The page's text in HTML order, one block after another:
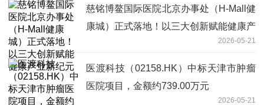
慈铭博鳌国际医院北京办事处（H-Mall健
康城）正式落地！以三大创新赋能健康产
2026-05-21
医渡科技（02158.HK）中标天津市肿瘤
医院项目，金额约739.00万元
2026-05-21